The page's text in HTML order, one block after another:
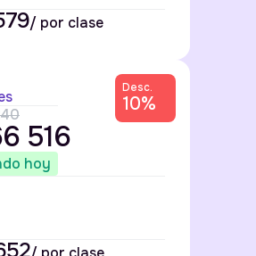
/ por clase
Desc.
10%
516
hoy